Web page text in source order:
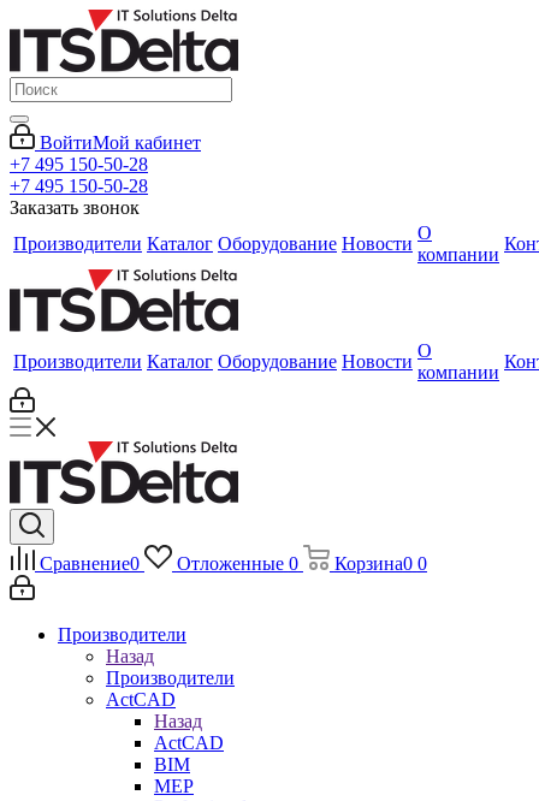
ВойтиМой кабинет
+7 495 150-50-28
+7 495 150-50-28
Заказать звонок
Производители Каталог Оборудование Новости
О
компании
Производители Каталог Оборудование Новости
О
компании
Сравнение0 Отложенные 0 Корзина0 0
Производители
Назад
Производители
ActCAD
Назад
ActCAD
BIM
MEP